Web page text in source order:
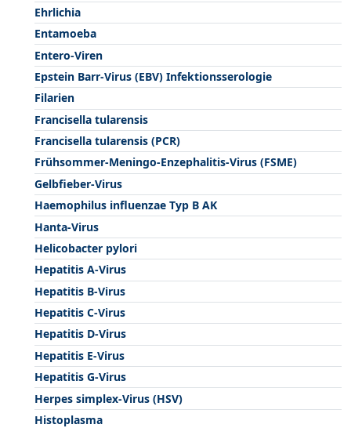
Ehrlichia
Entamoeba
Entero-Viren
Epstein Barr-Virus (EBV) Infektionsserologie
Filarien
Francisella tularensis
Francisella tularensis (PCR)
Frühsommer-Meningo-Enzephalitis-Virus (FSME)
Gelbfieber-Virus
Haemophilus influenzae Typ B AK
Hanta-Virus
Helicobacter pylori
Hepatitis A-Virus
Hepatitis B-Virus
Hepatitis C-Virus
Hepatitis D-Virus
Hepatitis E-Virus
Hepatitis G-Virus
Herpes simplex-Virus (HSV)
Histoplasma